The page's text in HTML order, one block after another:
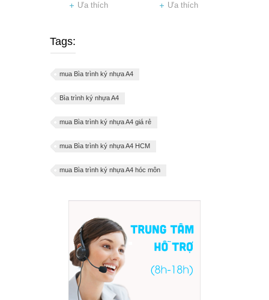
Ưa thích Ưa thích
Tags:
mua Bìa trình ký nhựa A4
Bìa trình ký nhựa A4
mua Bìa trình ký nhựa A4 giá rẻ
mua Bìa trình ký nhựa A4 HCM
mua Bìa trình ký nhựa A4 hóc môn